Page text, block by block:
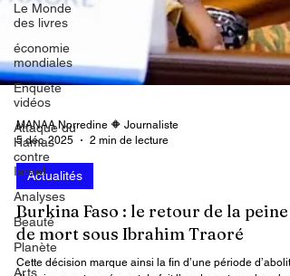
Le Monde
des livres
économie
mondiales
Enquête
vidéos
Attaque du
Hamas
contre
Israël
Analyses
Beauté
Planète
Arts
MANAA Norredine 🔶 Journaliste
5 déc. 2025
2 min de lecture
Actualités
Burkina Faso : le retour de la peine